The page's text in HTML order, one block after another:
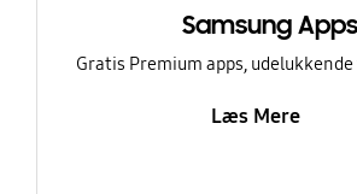
Samsung Apps
Gratis Premium apps,
Læs Mere